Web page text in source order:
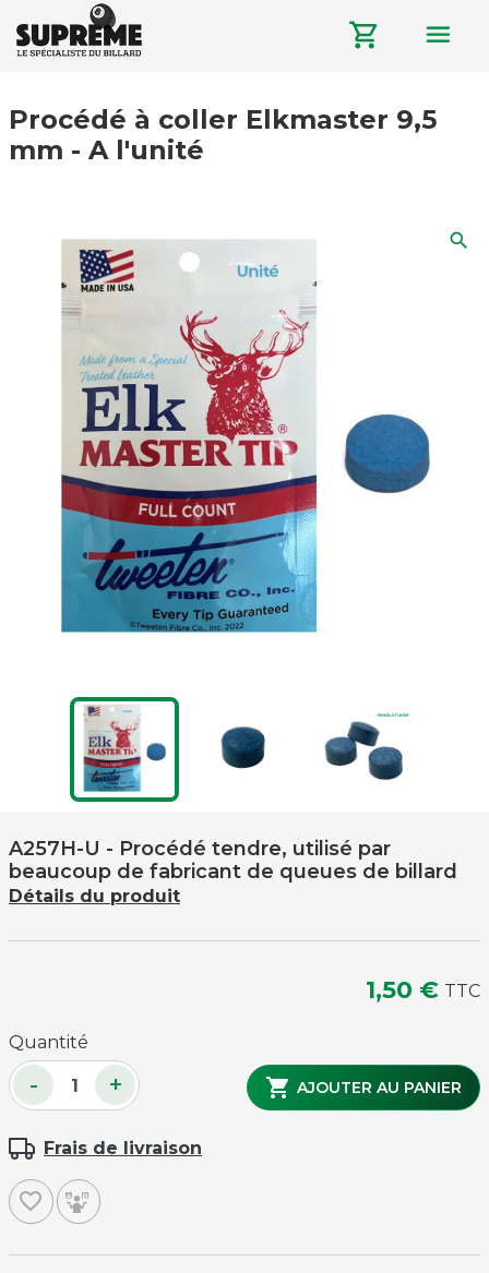
shopping_cart menu
Procédé à coller Elkmaster 9,5
mm - A l'unité
search
A257H-U - Procédé tendre, utilisé par
beaucoup de fabricant de queues de billard
Détails du produit
1,50 € TTC
Quantité
- +  AJOUTER AU PANIER
Frais de livraison
favorite_border